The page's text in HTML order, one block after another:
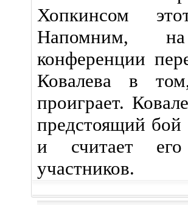
Хопкинсом
Напомним,
конференции
Ковалева в
проиграет.
предстоящий бой
и считает
участников.